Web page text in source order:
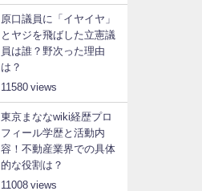
原口議員に「イヤイヤ」
とヤジを飛ばした立憲議
員は誰？野次った理由
は？
11580
東京まななwiki経歴プロ
フィール学歴と活動内
容！不動産業界での具体
的な役割は？
11008